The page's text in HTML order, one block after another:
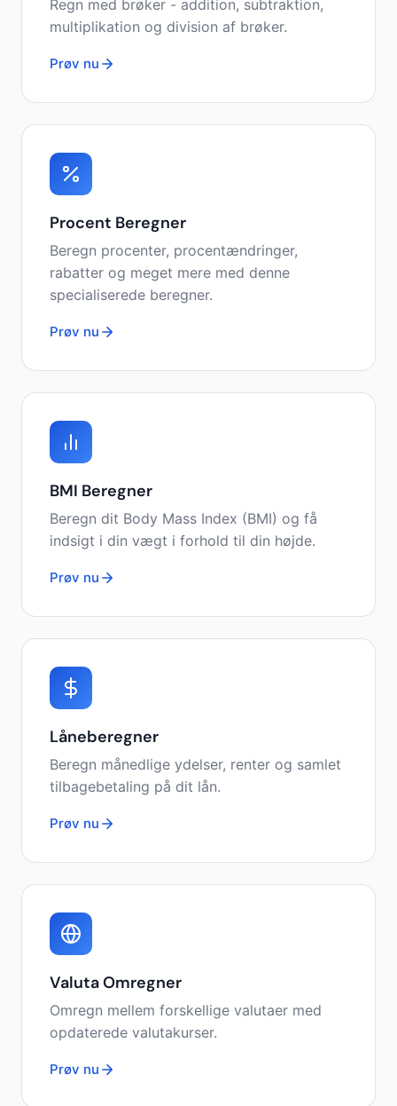
Regn med brøker - addition, subtraktion,
multiplikation og division af brøker.
Prøv nu
Procent Beregner
Beregn procenter, procentændringer,
rabatter og meget mere med denne
specialiserede beregner.
Prøv nu
BMI Beregner
Beregn dit Body Mass Index (BMI) og få
indsigt i din vægt i forhold til din højde.
Prøv nu
Låneberegner
Beregn månedlige ydelser, renter og samlet
tilbagebetaling på dit lån.
Prøv nu
Valuta Omregner
Omregn mellem forskellige valutaer med
opdaterede valutakurser.
Prøv nu